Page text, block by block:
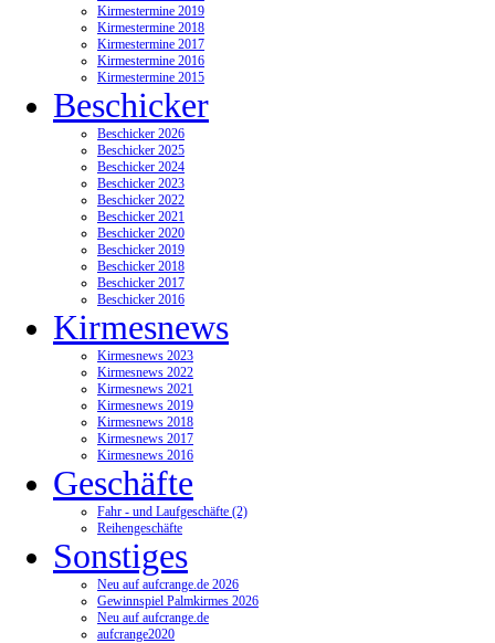
Kirmestermine 2019
Kirmestermine 2018
Kirmestermine 2017
Kirmestermine 2016
Kirmestermine 2015
Beschicker
Beschicker 2026
Beschicker 2025
Beschicker 2024
Beschicker 2023
Beschicker 2022
Beschicker 2021
Beschicker 2020
Beschicker 2019
Beschicker 2018
Beschicker 2017
Beschicker 2016
Kirmesnews
Kirmesnews 2023
Kirmesnews 2022
Kirmesnews 2021
Kirmesnews 2019
Kirmesnews 2018
Kirmesnews 2017
Kirmesnews 2016
Geschäfte
Fahr - und Laufgeschäfte (2)
Reihengeschäfte
Sonstiges
Neu auf aufcrange.de 2026
Gewinnspiel Palmkirmes 2026
Neu auf aufcrange.de
aufcrange2020